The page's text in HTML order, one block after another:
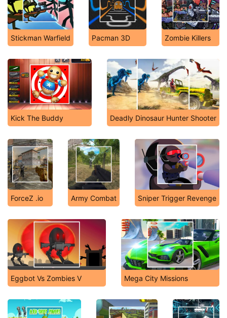
Stickman Warfield Pacman 3D Zombie Killers
Kick The Buddy Deadly Dinosaur Hunter Shooter
ForceZ .io Army Combat Sniper Trigger Revenge
Eggbot Vs Zombies V Mega City Missions